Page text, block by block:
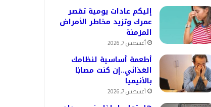
إليكم عادات يومية تقصر
عمرك وتزيد مخاطر الأمراض
المزمنة
أغسطس 7, 2026
أطعمة أساسية لنظامك
الغذائي..إن كنت مصابًا
بالأنيميا
أغسطس 7, 2026